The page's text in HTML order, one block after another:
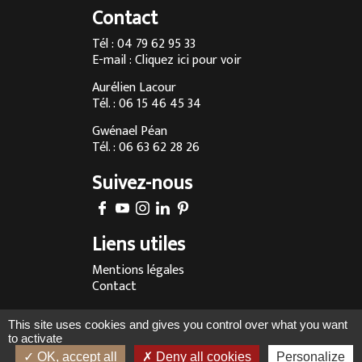
Menuisier à Chambéry
Agencement d’intérieur à Annecy
Agencement d’intérieur à Aix-les-Bains
Entreprise de menuiserie à Grenoble
Agencement d’intérieur en Savoie
Agencement d’intérieur à Megève
Fabrication sur-mesure de cuisine à Chambéry
Fabrication sur-mesure de cuisine à Annecy
Fabrication sur-mesure de cuisine à Aix-les-Bains
Fabrication sur-mesure de cuisine en Rhône-Alpes
Contact
Tél : 04 79 62 95 33
E-mail :Cliquez ici pour voir
Aurélien Lacour
Tél. : 06 15 46 45 34
Gwénael Péan
Tél. : 06 63 62 28 26
Suivez-nous
Liens utiles
Mentions légales
Contact
Réalisé par :
This site uses cookies and gives you control over what you want
to activate
OK, accept all
Deny all cookies Personalize